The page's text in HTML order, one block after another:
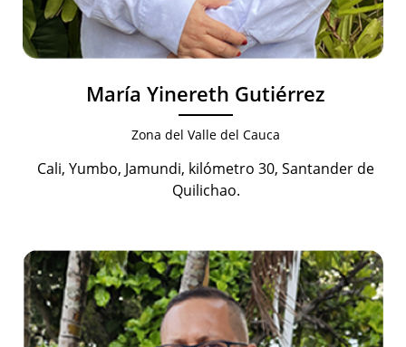
María Yinereth Gutiérrez
Zona del Valle del Cauca
Cali, Yumbo, Jamundi, kilómetro 30, Santander de
Quilichao.